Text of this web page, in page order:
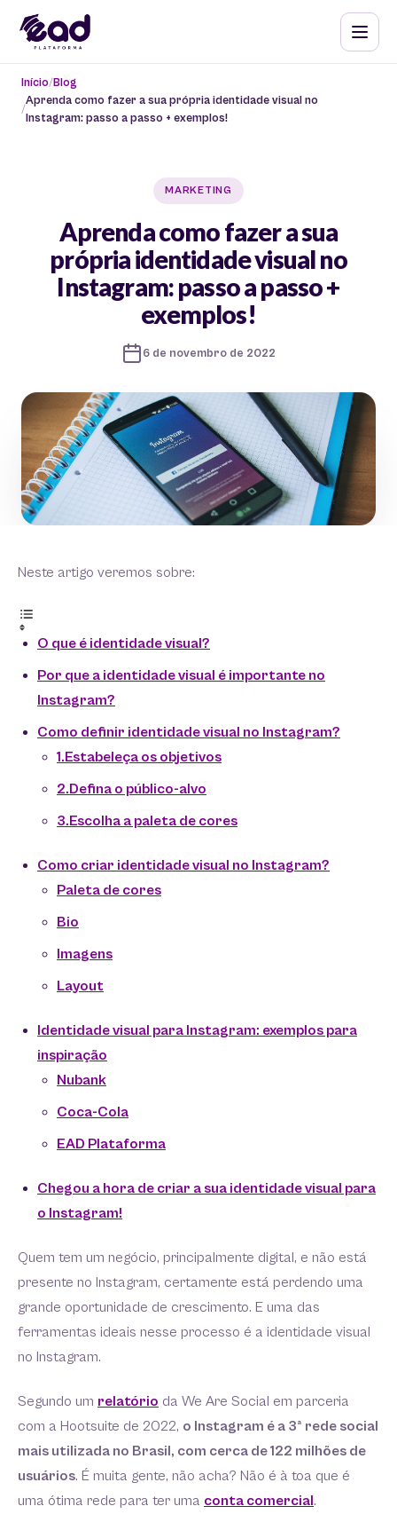
Início Blog
Aprenda como fazer a sua própria identidade visual no
Instagram: passo a passo + exemplos!
MARKETING
Aprenda como fazer a sua
própria identidade visual no
Instagram: passo a passo +
exemplos!
6 de novembro de 2022
Neste artigo veremos sobre:
O que é identidade visual?
Por que a identidade visual é importante no
Instagram?
Como definir identidade visual no Instagram?
1.Estabeleça os objetivos
2.Defina o público-alvo
3.Escolha a paleta de cores
Como criar identidade visual no Instagram?
Paleta de cores
Bio
Imagens
Layout
Identidade visual para Instagram: exemplos para
inspiração
Nubank
Coca-Cola
EAD Plataforma
Chegou a hora de criar a sua identidade visual para
o Instagram!
Quem tem um negócio, principalmente digital, e não está
presente no Instagram, certamente está perdendo uma
grande oportunidade de crescimento. E uma das
ferramentas ideais nesse processo é a identidade visual
no Instagram.
Segundo um relatório da We Are Social em parceria
com a Hootsuite de 2022, o Instagram é a 3ª rede social
mais utilizada no Brasil, com cerca de 122 milhões de
usuários. É muita gente, não acha? Não é à toa que é
uma ótima rede para ter uma conta comercial.